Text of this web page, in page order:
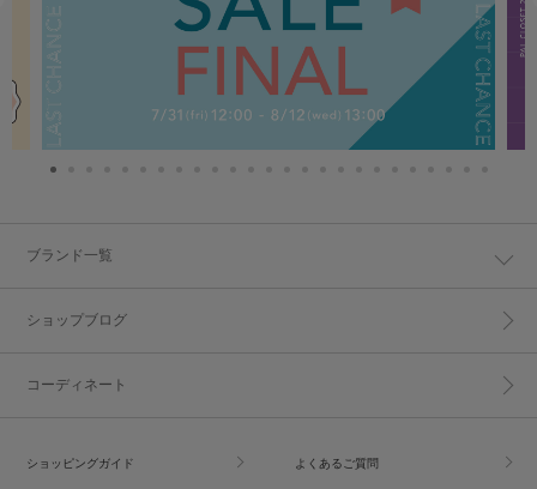
ブランド一覧
ショップブログ
コーディネート
ショッピングガイド よくあるご質問